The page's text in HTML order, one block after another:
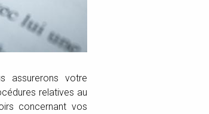
assurerons votre
relatives au
concernant vos